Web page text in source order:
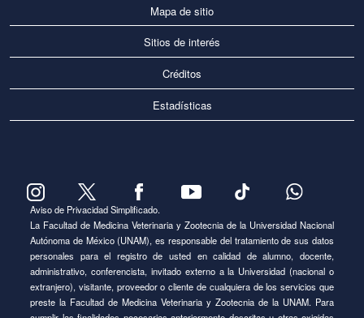
Mapa de sitio
Sitios de interés
Créditos
Estadísticas
Aviso de Privacidad Simplificado.
La Facultad de Medicina Veterinaria y Zootecnia de la Universidad Nacional
Autónoma de México (UNAM), es responsable del tratamiento de sus datos
personales para el registro de usted en calidad de alumno, docente,
administrativo, conferencista, invitado externo a la Universidad (nacional o
extranjero), visitante, proveedor o cliente de cualquiera de los servicios que
preste la Facultad de Medicina Veterinaria y Zootecnia de la UNAM. Para